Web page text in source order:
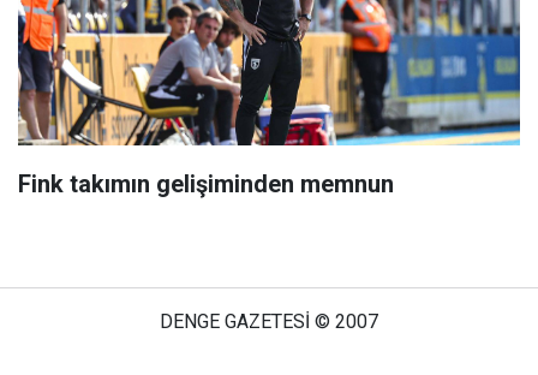
Fink takımın gelişiminden memnun
DENGE GAZETESİ © 2007